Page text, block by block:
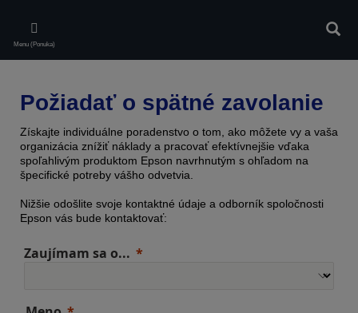
main
content
Menu (Ponuka)
Požiadať o spätné zavolanie
Získajte individuálne poradenstvo o tom, ako môžete vy a vaša
organizácia znížiť náklady a pracovať efektívnejšie vďaka
spoľahlivým produktom Epson navrhnutým s ohľadom na
špecifické potreby vášho odvetvia.
Nižšie odošlite svoje kontaktné údaje a odborník spoločnosti
Epson vás bude kontaktovať:
Zaujímam sa o...